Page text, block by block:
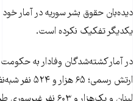
دید‌ه‌بان حقوق بشر سوریه در آمار
یکدیگر تفکیک نکرده است.